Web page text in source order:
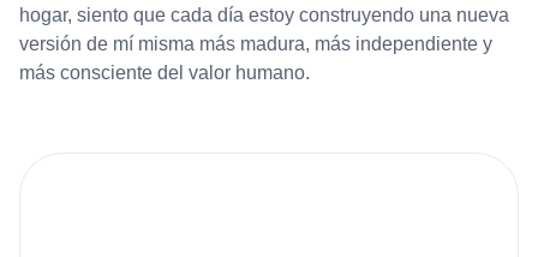
hogar, siento que cada día estoy construyendo una nueva
versión de mí misma más madura, más independiente y
más consciente del valor humano.